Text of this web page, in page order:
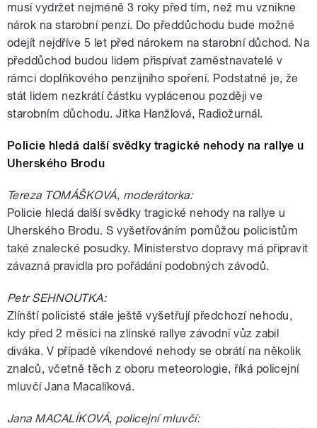
musí vydržet nejméně 3 roky před tím, než mu vznikne
nárok na starobní penzi. Do předdůchodu bude možné
odejít nejdříve 5 let před nárokem na starobní důchod. Na
předdůchod budou lidem přispívat zaměstnavatelé v
rámci doplňkového penzijního spoření. Podstatné je, že
stát lidem nezkrátí částku vyplácenou později ve
starobním důchodu. Jitka Hanžlová, Radiožurnál.
Policie hledá další svědky tragické nehody na rallye u
Uherského Brodu
Tereza TOMÁŠKOVÁ, moderátorka:
Policie hledá další svědky tragické nehody na rallye u
Uherského Brodu. S vyšetřováním pomůžou policistům
také znalecké posudky. Ministerstvo dopravy má připravit
závazná pravidla pro pořádání podobných závodů.
Petr SEHNOUTKA:
Zlínští policisté stále ještě vyšetřují předchozí nehodu,
kdy před 2 měsíci na zlínské rallye závodní vůz zabil
diváka. V případě víkendové nehody se obrátí na několik
znalců, včetně těch z oboru meteorologie, říká policejní
mluvčí Jana Macalíková.
Jana MACALÍKOVÁ, policejní mluvčí: